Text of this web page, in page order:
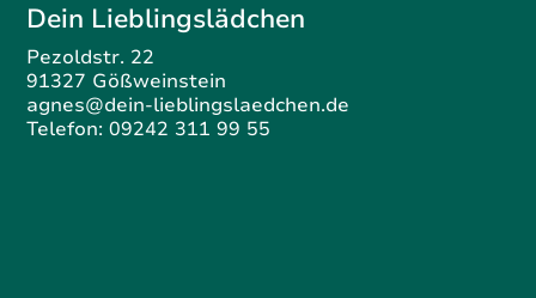
Dein Lieblingslädchen
Pezoldstr. 22
91327 Gößweinstein
agnes@dein-lieblingslaedchen.de
Telefon: 09242 311 99 55